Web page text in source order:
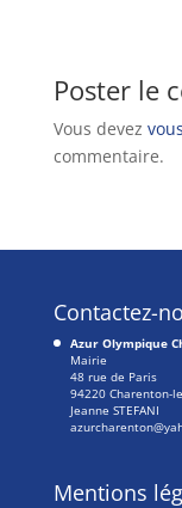
Poster le
Vous devez
commentaire.
Contactez-
Azur Olympique
Mairie
48 rue de Paris
94220 Charenton-
Jeanne STEFANI
Mentions